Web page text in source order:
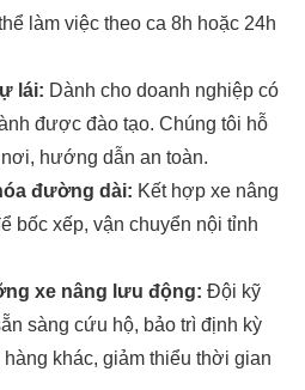
làm việc theo ca 8h hoặc 24h
lái: Dành cho doanh nghiệp có
được đào tạo. Chúng tôi hỗ
hướng dẫn an toàn.
đường dài: Kết hợp xe nâng
bốc xếp, vận chuyển nội tỉnh
xe nâng lưu động: Đội kỹ
sàng cứu hộ, bảo trì định kỳ
khác, giảm thiểu thời gian